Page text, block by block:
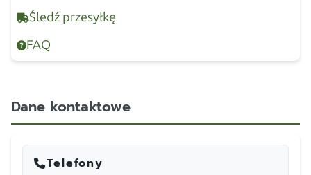
Śledź przesyłkę
FAQ
Dane kontaktowe
Telefony